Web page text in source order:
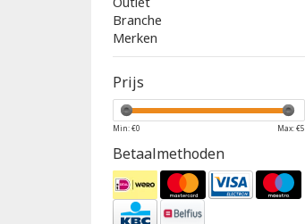
Branche
Merken
Prijs
Min: €0 Max: €5
Betaalmethoden